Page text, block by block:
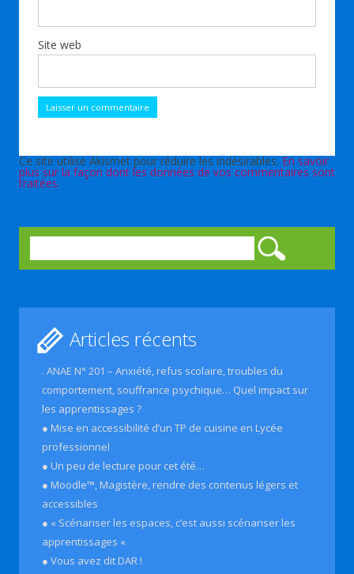
Site web
Ce site utilise Akismet pour réduire les indésirables.En savoir
plus sur la façon dont les données de vos commentaires sont
traitées.
Articles récents
. ANAE N° 201 – Anxiété, refus scolaire, troubles du
comportement, souffrance psychique… Quel impact sur
les apprentissages ?
● Mise en accessibilité d’un TP de cuisine en Lycée
professionnel
● Un peu de lecture pour cet été…
● Moodle™, Magistère, rendre des contenus légers et
accessibles
● « Scénariser les espaces, c’est aussi scénariser les
apprentissages «
● Vous avez dit DAR !